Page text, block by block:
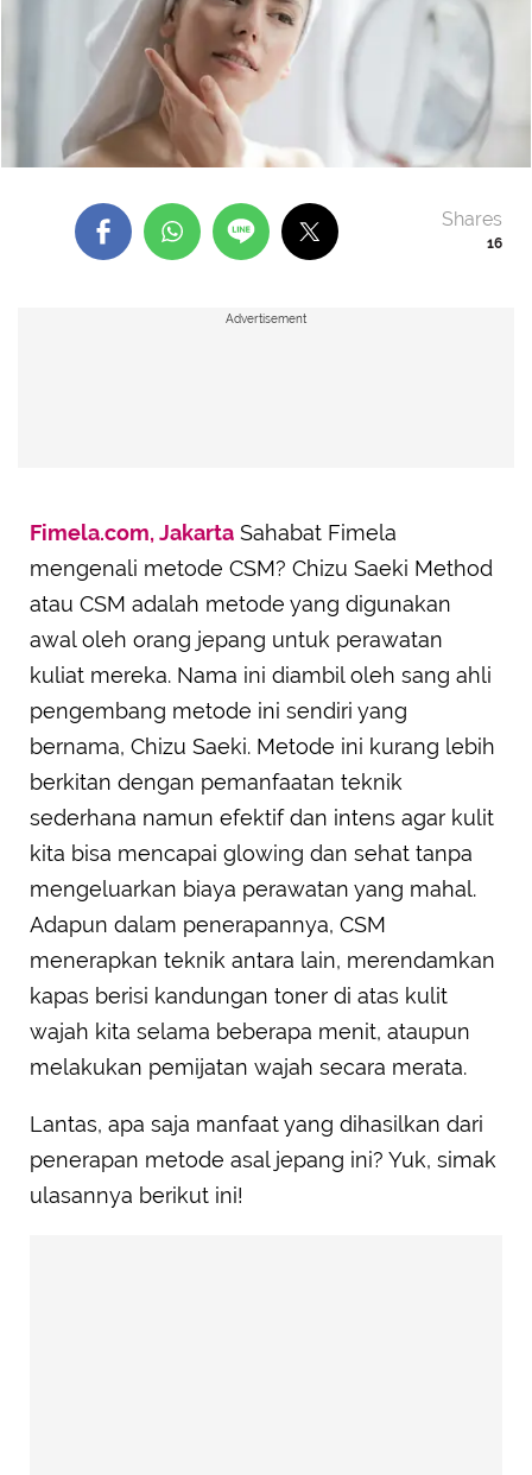
16
Shares
Advertisement
Fimela.com, Jakarta Sahabat Fimela
mengenali metode CSM? Chizu Saeki Method
atau CSM adalah metode yang digunakan
awal oleh orang jepang untuk perawatan
kuliat mereka. Nama ini diambil oleh sang ahli
pengembang metode ini sendiri yang
bernama, Chizu Saeki. Metode ini kurang lebih
berkitan dengan pemanfaatan teknik
sederhana namun efektif dan intens agar kulit
kita bisa mencapai glowing dan sehat tanpa
mengeluarkan biaya perawatan yang mahal.
Adapun dalam penerapannya, CSM
menerapkan teknik antara lain, merendamkan
kapas berisi kandungan toner di atas kulit
wajah kita selama beberapa menit, ataupun
melakukan pemijatan wajah secara merata.
Lantas, apa saja manfaat yang dihasilkan dari
penerapan metode asal jepang ini? Yuk, simak
ulasannya berikut ini!